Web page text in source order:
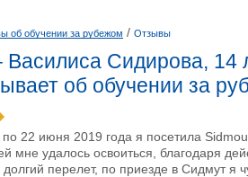
об обучении за рубежом / Отзывы
Сидирова, 14
об обучении за
22 июня 2019 года я посетила
мне удалось освоиться, благодаря
перелет, по приезде в Сидмут я